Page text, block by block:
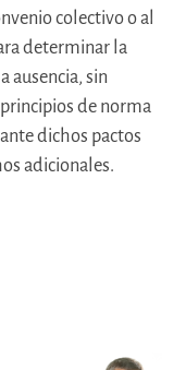
colectivo o al
determinar la
ausencia, sin
de norma
dichos pactos
adicionales.